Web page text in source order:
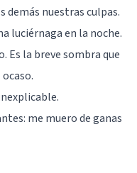
demás nuestras culpas.
luciérnaga en la noche.
Es la breve sombra que
me muero de ganas